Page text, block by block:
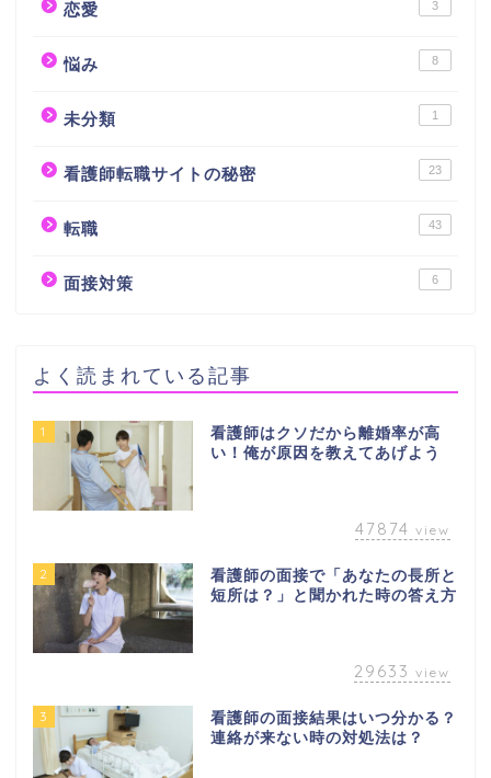
恋愛 3
悩み 8
未分類 1
看護師転職サイトの秘密 23
転職 43
面接対策 6
よく読まれている記事
1
看護師はクソだから離婚率が高
い！俺が原因を教えてあげよう
47874 view
2
看護師の面接で「あなたの長所と
短所は？」と聞かれた時の答え方
29633 view
3
看護師の面接結果はいつ分かる？
連絡が来ない時の対処法は？